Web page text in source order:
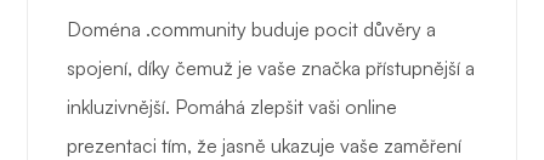
Doména .community buduje pocit důvěry a
spojení, díky čemuž je vaše značka přístupnější a
inkluzivnější. Pomáhá zlepšit vaši online
prezentaci tím, že jasně ukazuje vaše zaměření